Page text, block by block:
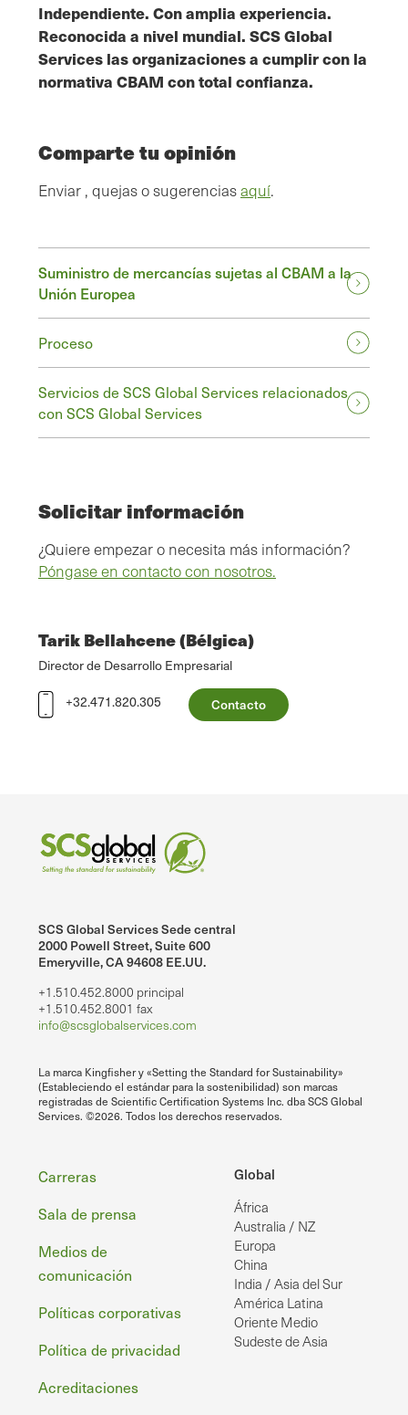
Independiente. Con amplia experiencia.
Reconocida a nivel mundial. SCS Global
Services las organizaciones a cumplir con la
normativa CBAM con total confianza.
Comparte tu opinión
Enviar , quejas o sugerenciasaquí.
Suministro de mercancías sujetas al CBAM a la
Unión Europea
Proceso
Servicios de SCS Global Services relacionados
con SCS Global Services
Solicitar información
¿Quiere empezar o necesita más información?
Póngase en contacto con nosotros.
Tarik Bellahcene (Bélgica)
Director de Desarrollo Empresarial
+32.471.820.305
Contacto
SCS Global Services Sede central
2000 Powell Street, Suite 600
Emeryville, CA 94608 EE.UU.
+1.510.452.8000 principal
+1.510.452.8001 fax
info@scsglobalservices.com
La marca Kingfisher y «Setting the Standard for Sustainability»
(Estableciendo el estándar para la sostenibilidad) son marcas
registradas de Scientific Certification Systems Inc. dba SCS Global
Services. ©2026. Todos los derechos reservados.
Global
África
Australia / NZ
Europa
China
India / Asia del Sur
América Latina
Oriente Medio
Sudeste de Asia
Pie
de
página
Carreras
Sala de prensa
Medios de
comunicación
Políticas corporativas
Política de privacidad
Acreditaciones